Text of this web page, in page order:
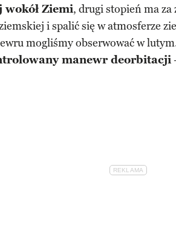
wokół Ziemi, drugi stopień ma
i spalić się w atmosferze
mogliśmy obserwować w
manewr deorbitacji